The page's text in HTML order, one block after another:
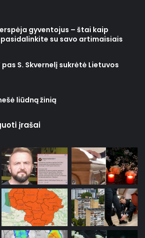
gyventojus – štai kaip
su savo artimaisiais
S. Skvernelį sukrėtė Lietuvos
liūdną žinią
įrašai